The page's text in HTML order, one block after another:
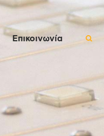
Επικοινωνία